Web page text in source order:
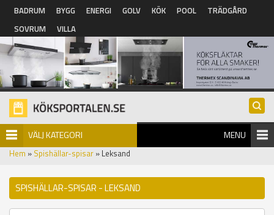
Hoppa till huvudinnehåll
BADRUM BYGG ENERGI GOLV KÖK POOL
TRÄDGÅRD
SOVRUM
VILLA
VÄLJ KATEGORI MENU
Hem » Spishällar-spisar » Leksand
SPISHÄLLAR-SPISAR - LEKSAND